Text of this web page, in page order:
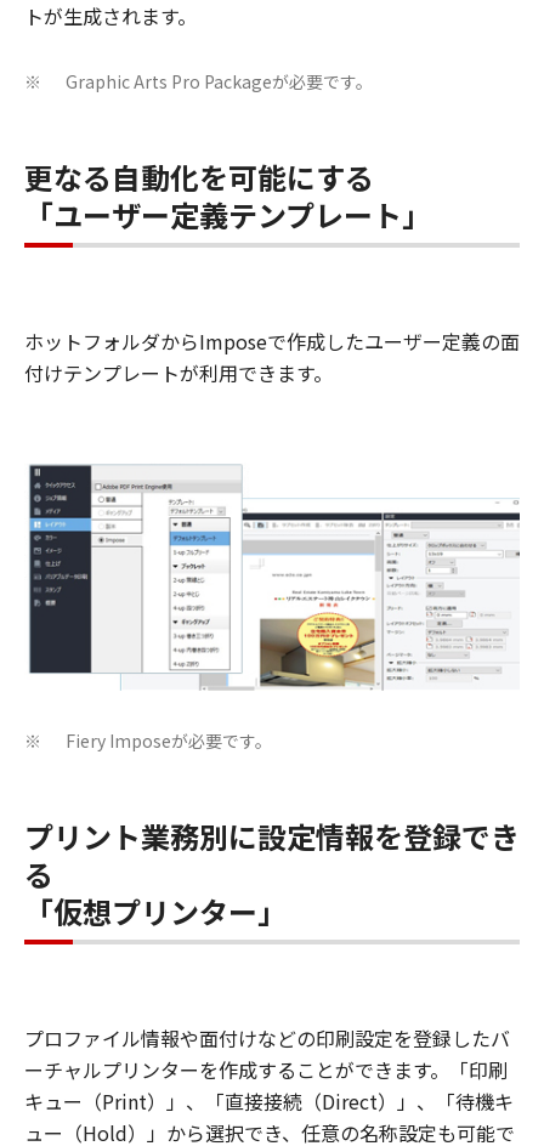
トが生成されます。
※ Graphic Arts Pro Packageが必要です。
更なる自動化を可能にする
「ユーザー定義テンプレート」
ホットフォルダからImposeで作成したユーザー定義の面
付けテンプレートが利用できます。
※ Fiery Imposeが必要です。
プリント業務別に設定情報を登録でき
る
「仮想プリンター」
プロファイル情報や面付けなどの印刷設定を登録したバ
ーチャルプリンターを作成することができます。「印刷
キュー（Print）」、「直接接続（Direct）」、「待機キ
ュー（Hold）」から選択でき、任意の名称設定も可能で